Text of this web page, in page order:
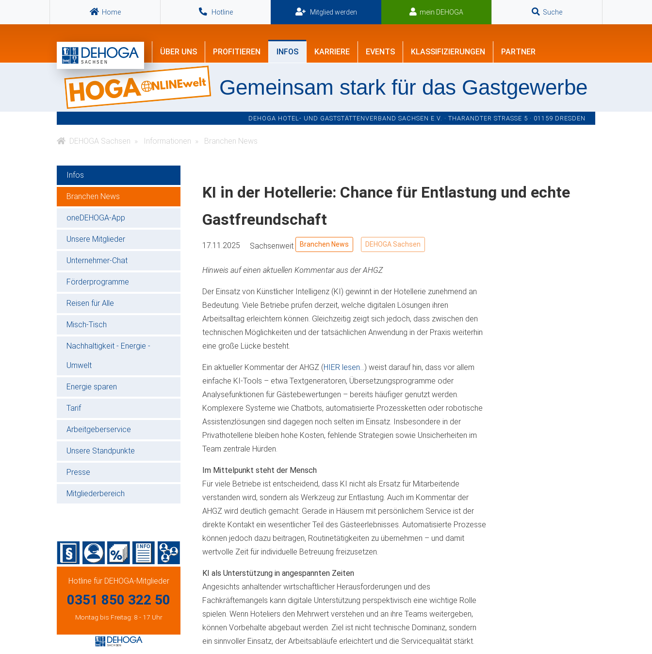
Home Hotline Mitglied werden mein DEHOGA Suche
ÜBER UNS PROFITIEREN INFOS KARRIERE EVENTS KLASSIFIZIERUNGEN PARTNER
Gemeinsam stark für das Gastgewerbe
DEHOGA HOTEL- UND GASTSTÄTTENVERBAND SACHSEN E.V. · THARANDTER STRASSE 5 · 01159 DRESDEN
DEHOGA Sachsen Informationen Branchen News
Infos
Branchen News
oneDEHOGA-App
Unsere Mitglieder
Unternehmer-Chat
Förderprogramme
Reisen für Alle
Misch-Tisch
Nachhaltigkeit - Energie -
Umwelt
Energie sparen
Tarif
Arbeitgeberservice
Unsere Standpunkte
Presse
Mitgliederbereich
Hotline für DEHOGA-Mitglieder
0351 850 322 50
Montag bis Freitag: 8 - 17 Uhr
KI in der Hotellerie: Chance für Entlastung und echte
Gastfreundschaft
17.11.2025 Sachsenweit Branchen News DEHOGA Sachsen
Hinweis auf einen aktuellen Kommentar aus der AHGZ
Der Einsatz von Künstlicher Intelligenz (KI) gewinnt in der Hotellerie zunehmend an
Bedeutung. Viele Betriebe prüfen derzeit, welche digitalen Lösungen ihren
Arbeitsalltag erleichtern können. Gleichzeitig zeigt sich jedoch, dass zwischen den
technischen Möglichkeiten und der tatsächlichen Anwendung in der Praxis weiterhin
eine große Lücke besteht.
Ein aktueller Kommentar der AHGZ (HIER lesen… ) weist darauf hin, dass vor allem
einfache KI-Tools – etwa Textgeneratoren, Übersetzungsprogramme oder
Analysefunktionen für Gästebewertungen – bereits häufiger genutzt werden.
Komplexere Systeme wie Chatbots, automatisierte Prozessketten oder robotische
Assistenzlösungen sind dagegen noch selten im Einsatz. Insbesondere in der
Privathotellerie bleiben hohe Kosten, fehlende Strategien sowie Unsicherheiten im
Team zentrale Hürden.
Im Mittelpunkt steht der Mensch
Für viele Betriebe ist entscheidend, dass KI nicht als Ersatz für Mitarbeitende
verstanden wird, sondern als Werkzeug zur Entlastung. Auch im Kommentar der
AHGZ wird deutlich gemacht: Gerade in Häusern mit persönlichem Service ist der
direkte Kontakt ein wesentlicher Teil des Gästeerlebnisses. Automatisierte Prozesse
können jedoch dazu beitragen, Routinetätigkeiten zu übernehmen – und damit
wertvolle Zeit für individuelle Betreuung freizusetzen.
KI als Unterstützung in angespannten Zeiten
Angesichts anhaltender wirtschaftlicher Herausforderungen und des
Fachkräftemangels kann digitale Unterstützung perspektivisch eine wichtige Rolle
spielen. Wenn Hoteliers den Mehrwert verstehen und an ihre Teams weitergeben,
können Vorbehalte abgebaut werden. Ziel ist nicht technische Dominanz, sondern
ein sinnvoller Einsatz, der Arbeitsabläufe erleichtert und die Servicequalität stärkt.